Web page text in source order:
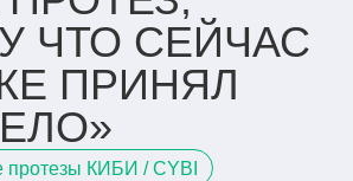
ЧТО СЕЙЧАС
ПРИНЯЛ
протезы КИБИ / CYBI